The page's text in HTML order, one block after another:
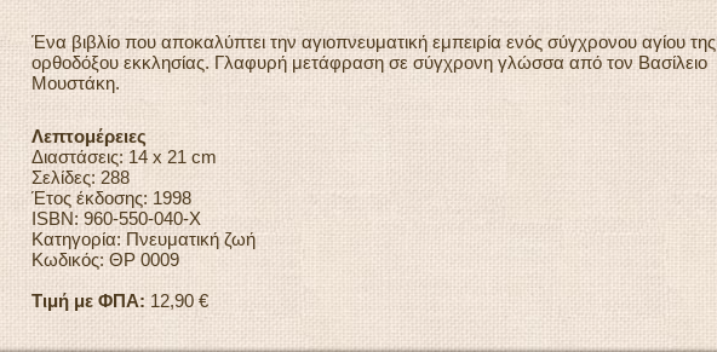
Ένα βιβλίο που αποκαλύπτει την αγιοπνευματική εμπειρία ενός σύγχρονου αγίου της
ορθοδόξου εκκλησίας. Γλαφυρή μετάφραση σε σύγχρονη γλώσσα από τον Βασίλειο
Μουστάκη.
Λεπτομέρειες
Διαστάσεις: 14 x 21 cm
Σελίδες: 288
Έτος έκδοσης: 1998
ISBN: 960-550-040-Χ
Κατηγορία: Πνευματική ζωή
Κωδικός: ΘΡ 0009
Τιμή με ΦΠΑ: 12,90 €